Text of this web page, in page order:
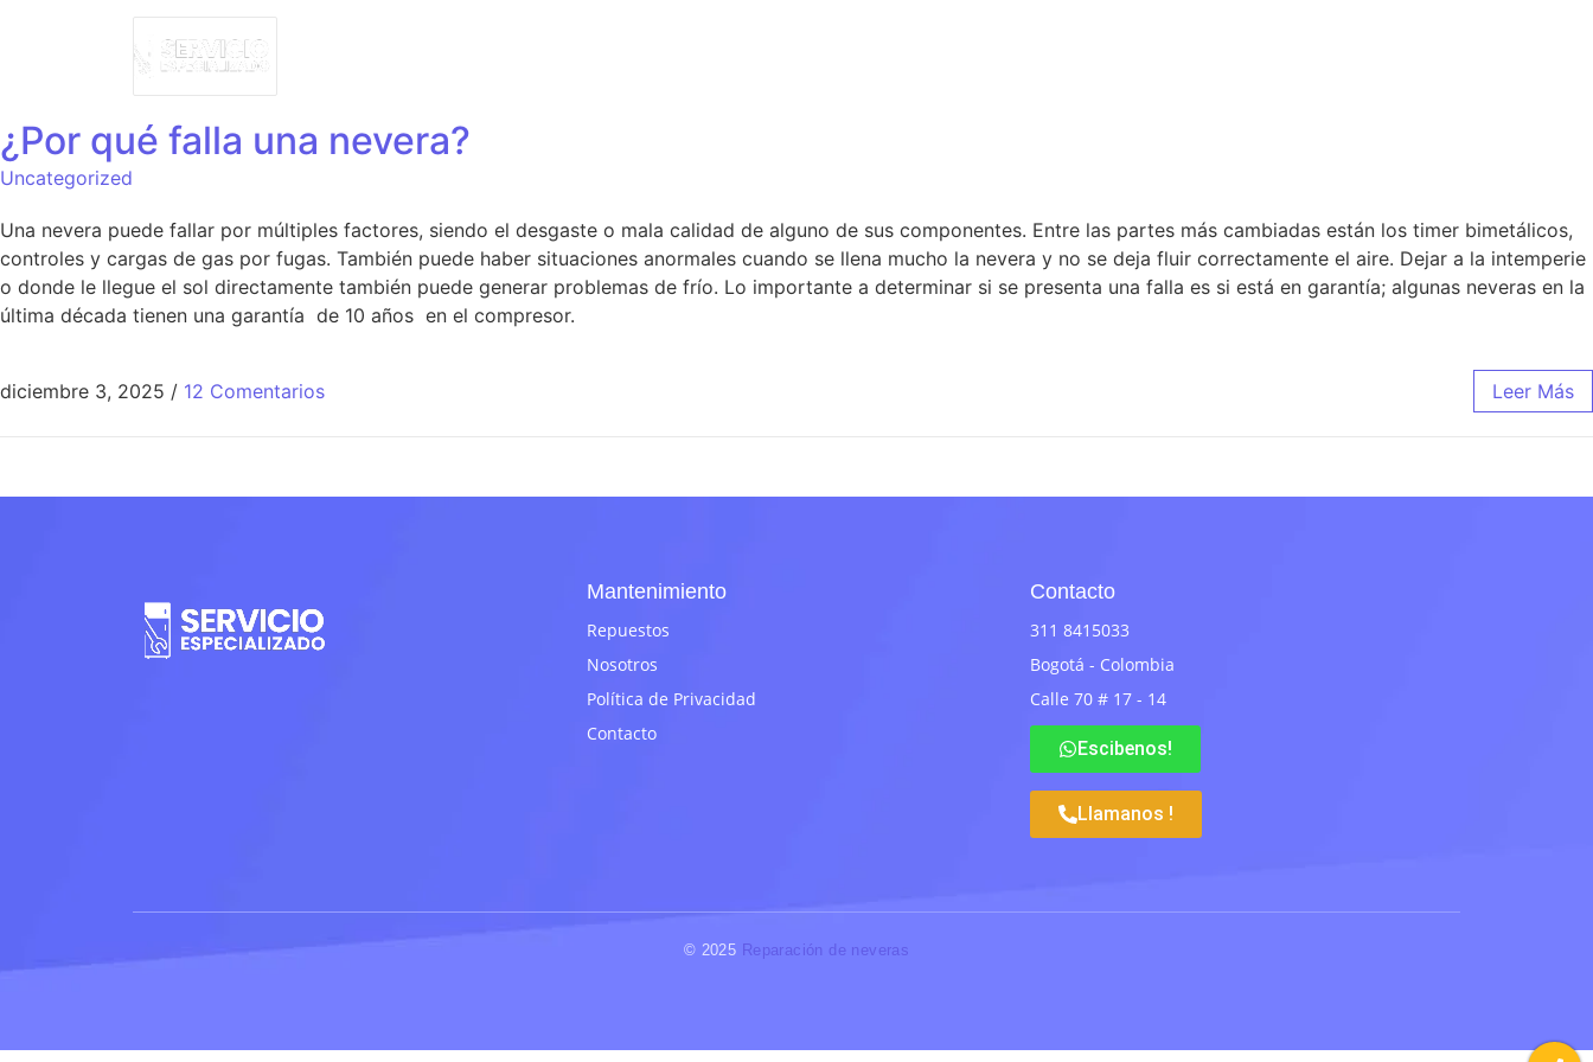
¿Por qué falla una nevera?
Uncategorized
Una nevera puede fallar por múltiples factores, siendo el desgaste o mala calidad de alguno de sus componentes. Entre las partes más cambiadas están los timer bimetálicos,
controles y cargas de gas por fugas. También puede haber situaciones anormales cuando se llena mucho la nevera y no se deja fluir correctamente el aire. Dejar a la intemperie
o donde le llegue el sol directamente también puede generar problemas de frío. Lo importante a determinar si se presenta una falla es si está en garantía; algunas neveras en la
última década tienen una garantía de 10 años en el compresor.
diciembre 3, 2025 / 12 Comentarios Leer Más
Mantenimiento
Repuestos
Nosotros
Política de Privacidad
Contacto
Contacto
311 8415033
Bogotá - Colombia
Calle 70 # 17 - 14
Escibenos!
Llamanos !
© 2025 Reparación de neveras